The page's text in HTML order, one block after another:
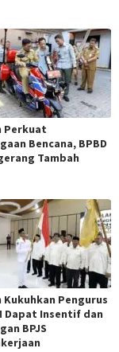
Perkuat
Bencana, BPBD
Tambah
Kukuhkan Pengurus
Dapat Insentif dan
BPJS